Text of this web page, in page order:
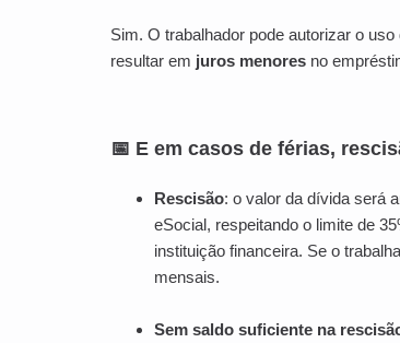
Sim. O trabalhador pode autorizar o
resultar em juros menores no
📅 E em casos de férias,
Rescisão: o valor da dívida será
eSocial, respeitando o limite de
instituição financeira. Se o
mensais.
Sem saldo suficiente na